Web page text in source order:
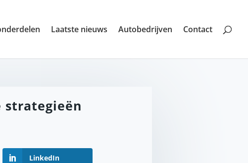
Laatste nieuws Autobedrijven Contact
strategieën
LinkedIn